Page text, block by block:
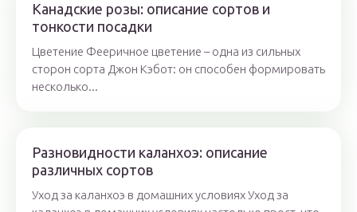
Канадские розы: описание сортов и
тонкости посадки
Цветение Фееричное цветение – одна из сильных
сторон сорта Джон Кэбот: он способен формировать
несколько...
Разновидности каланхоэ: описание
различных сортов
Уход за каланхоэ в домашних условиях Уход за